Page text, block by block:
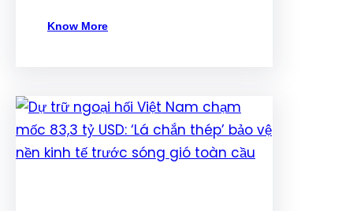
Know More